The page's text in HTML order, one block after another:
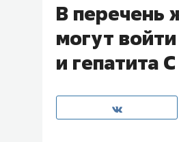
В перечень
могут
и гепатита С